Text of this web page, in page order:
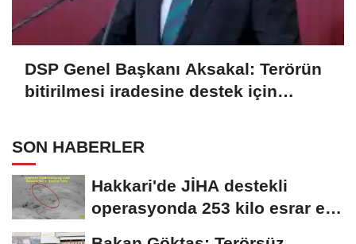
DSP Genel Başkanı Aksakal: Terörün
bitirilmesi iradesine destek için
SON HABERLER
Hakkari'de JİHA destekli
operasyonda 253 kilo esrar ele